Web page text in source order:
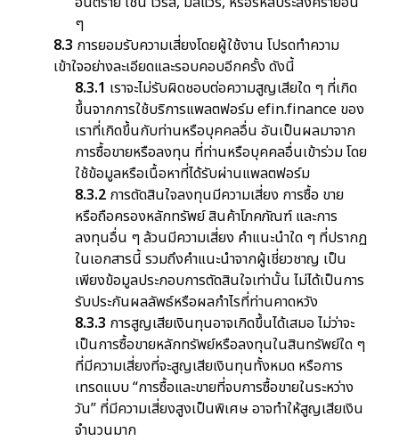
ๆ
8.3 การยอมรับความเสี่ยงโดยผู้ใช้งาน โปรดทำความ
เข้าใจอย่างละเอียดและรอบคอบอีกครั้ง ดังนี้
8.3.1 เราจะไม่รับผิดชอบต่อความสูญเสียใด ๆ ที่เกิด
ขึ้นจากการใช้บริการแพลตฟอร์ม efin.finance ของ
เราที่เกิดขึ้นกับท่านหรือบุคคลอื่น อันเป็นผลมาจาก
การซื้อขายหรือลงทุน ที่ท่านหรือบุคคลอื่นเข้าร่วม โดย
ใช้ข้อมูลหรือเนื้อหาที่ได้รับผ่านแพลตฟอร์ม
8.3.2 การตัดสินใจลงทุนมีความเสี่ยง การซื้อ ขาย
หรือถือครองหลักทรัพย์ สินค้าโภคภัณฑ์ และการ
ลงทุนอื่น ๆ ล้วนมีความเสี่ยง คำแนะนำใด ๆ ที่ปรากฏ
ในเอกสารนี้ รวมถึงคำแนะนำจากผู้เชี่ยวชาญ เป็น
เพียงข้อมูลประกอบการตัดสินใจเท่านั้น ไม่ได้เป็นการ
รับประกันผลลัพธ์หรือผลกำไรที่ท่านคาดหวัง
8.3.3 การสูญเสียเงินทุนอาจเกิดขึ้นได้เสมอ ไม่ว่าจะ
เป็นการซื้อขายหลักทรัพย์หรือลงทุนในสินทรัพย์ใด ๆ
ที่มีความเสี่ยงที่จะสูญเสียเงินทุนทั้งหมด หรือการ
เทรดแบบ “การซื้อและขายที่จบการซื้อขายในระหว่าง
วัน” ที่มีความเสี่ยงสูงเป็นพิเศษ อาจทำให้สูญเสียเงิน
จำนวนมาก